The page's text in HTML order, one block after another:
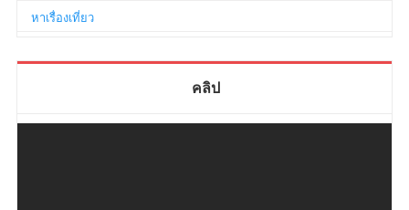
หาเรื่องเที่ยว
คลิป